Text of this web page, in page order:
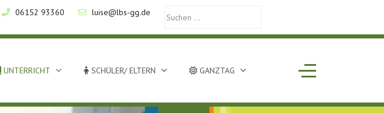
06152 93360 luise@lbs-gg.de
UNTERRICHT SCHÜLER/ ELTERN GANZTAG Off-Canvas Toggle